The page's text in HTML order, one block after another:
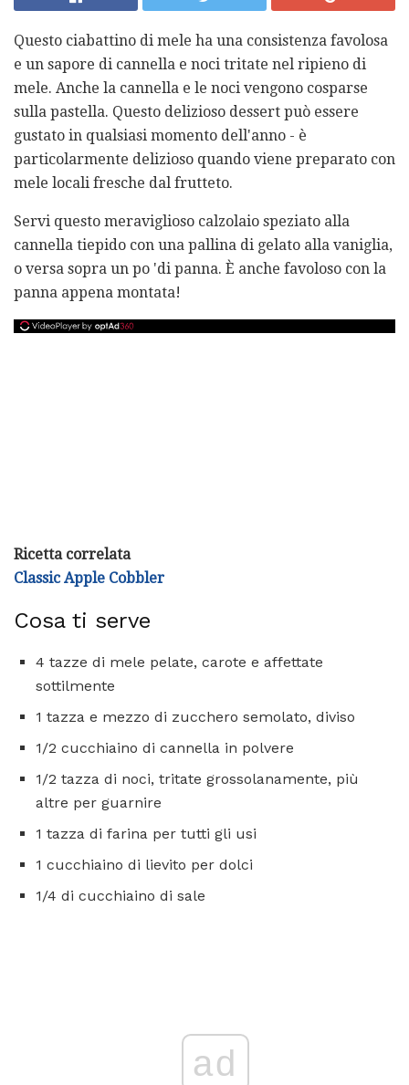
Questo ciabattino di mele ha una consistenza favolosa
e un sapore di cannella e noci tritate nel ripieno di
mele. Anche la cannella e le noci vengono cosparse
sulla pastella. Questo delizioso dessert può essere
gustato in qualsiasi momento dell'anno - è
particolarmente delizioso quando viene preparato con
mele locali fresche dal frutteto.
Servi questo meraviglioso calzolaio speziato alla
cannella tiepido con una pallina di gelato alla vaniglia,
o versa sopra un po 'di panna. È anche favoloso con la
panna appena montata!
Ricetta correlata
Classic Apple Cobbler
Cosa ti serve
4 tazze di mele pelate, carote e affettate
sottilmente
1 tazza e mezzo di zucchero semolato, diviso
1/2 cucchiaino di cannella in polvere
1/2 tazza di noci, tritate grossolanamente, più
altre per guarnire
1 tazza di farina per tutti gli usi
1 cucchiaino di lievito per dolci
1/4 di cucchiaino di sale
ad